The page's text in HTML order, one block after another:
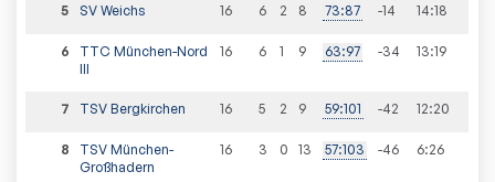
5 SV Weichs 16 6 2 8 73:87 -14 14:18
6
TTC München-Nord
III
16 6 1 9 63:97 -34 13:19
7 TSV Bergkirchen 16 5 2 9 59:101 -42 12:20
8
TSV München-
Großhadern
16 3 0 13 57:103 -46 6:26